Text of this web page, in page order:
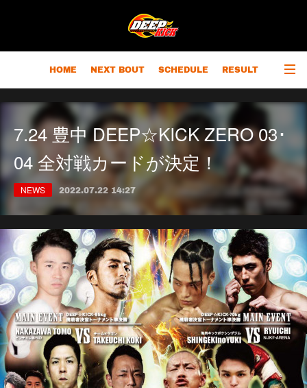
HOME NEXT BOUT SCHEDULE RESULT
RANKING CHAMPIONS OUTLINE
7.24 豊中 DEEP☆KICK ZERO 03･
04 全対戦カードが決定！
NEWS 2022.07.22 14:27